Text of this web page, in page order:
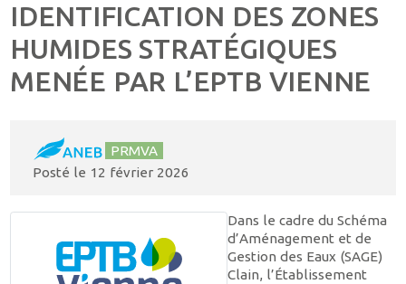
IDENTIFICATION DES ZONES
HUMIDES STRATÉGIQUES
MENÉE PAR L’EPTB VIENNE
PRMVA
Posté le 12 février 2026
Dans le cadre du Schéma
d’Aménagement et de
Gestion des Eaux (SAGE)
Clain, l’Établissement